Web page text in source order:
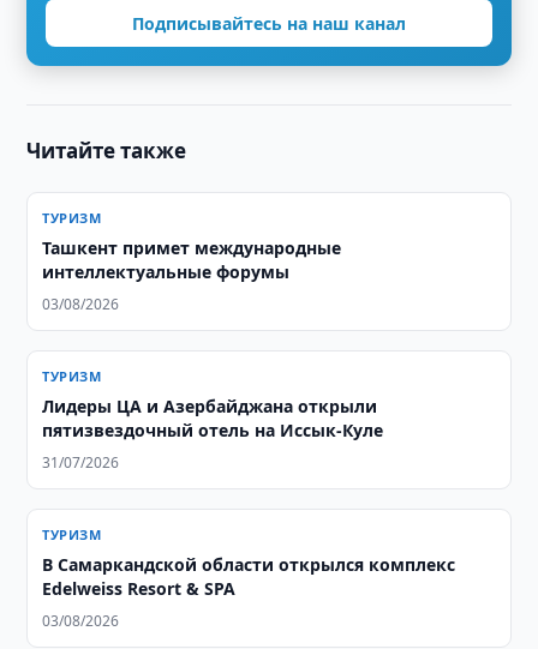
Подписывайтесь на наш канал
Читайте также
ТУРИЗМ
Ташкент примет международные
интеллектуальные форумы
03/08/2026
ТУРИЗМ
Лидеры ЦА и Азербайджана открыли
пятизвездочный отель на Иссык-Куле
31/07/2026
ТУРИЗМ
В Самаркандской области открылся комплекс
Edelweiss Resort & SPA
03/08/2026